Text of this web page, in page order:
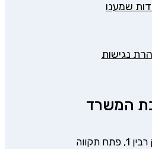
שמענו
נגישות
המשרד
תקווה